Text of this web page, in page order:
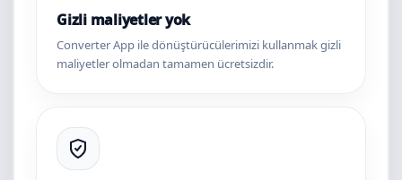
Gizli maliyetler yok
Converter App ile dönüştürücülerimizi kullanmak gizli
maliyetler olmadan tamamen ücretsizdir.